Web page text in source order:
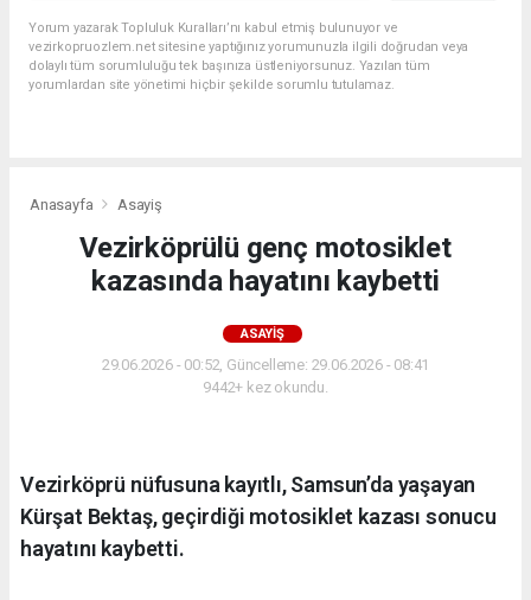
Yorum yazarak Topluluk Kuralları’nı kabul etmiş bulunuyor ve
vezirkopruozlem.net sitesine yaptığınız yorumunuzla ilgili doğrudan veya
dolaylı tüm sorumluluğu tek başınıza üstleniyorsunuz. Yazılan tüm
yorumlardan site yönetimi hiçbir şekilde sorumlu tutulamaz.
Anasayfa Asayiş
Vezirköprülü genç motosiklet
kazasında hayatını kaybetti
ASAYIŞ
29.06.2026 - 00:52, Güncelleme: 29.06.2026 - 08:41
9442+ kez okundu.
Vezirköprü nüfusuna kayıtlı, Samsun’da yaşayan
Kürşat Bektaş, geçirdiği motosiklet kazası sonucu
hayatını kaybetti.